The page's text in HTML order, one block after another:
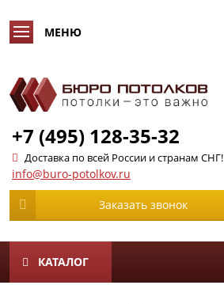
+7 (495) 128-35-32
Доставка по всей России и странам СНГ!
info@buro-potolkov.ru
Заказать звонок
КАТАЛОГ